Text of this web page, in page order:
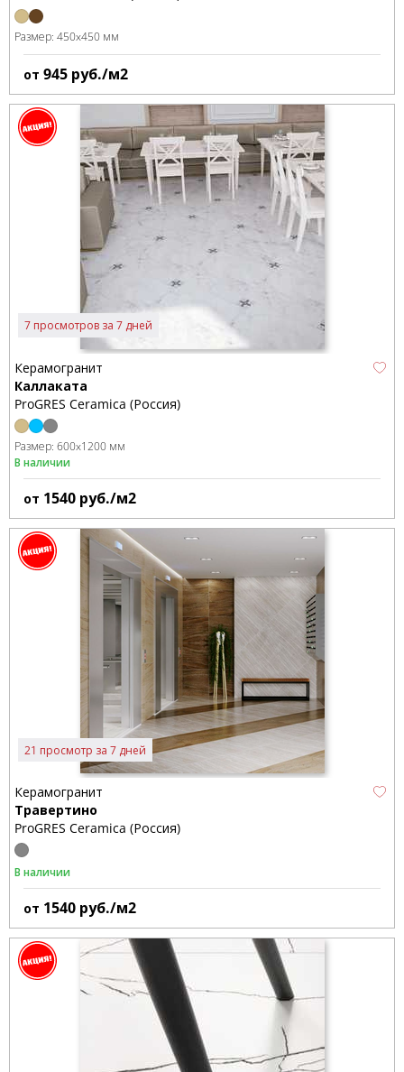
Размер: 450x450 мм
от 945 руб./м2
7 просмотров за 7 дней
Керамогранит
Каллаката
ProGRES Ceramica (Россия)
Размер: 600x1200 мм
В наличии
от 1540 руб./м2
21 просмотр за 7 дней
Керамогранит
Травертино
ProGRES Ceramica (Россия)
В наличии
от 1540 руб./м2